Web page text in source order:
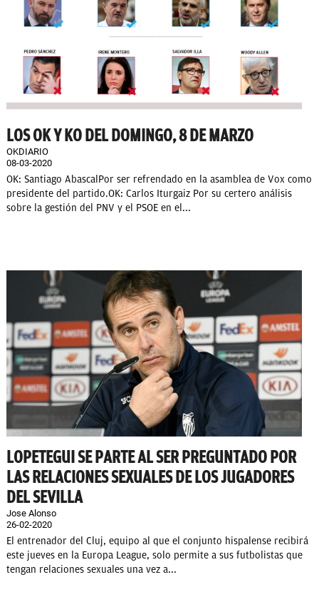
LOS OK Y KO DEL DOMINGO, 8 DE MARZO
OKDIARIO
08-03-2020
OK: Santiago AbascalPor ser refrendado en la asamblea de Vox como
presidente del partido.OK: Carlos Iturgaiz Por su certero análisis
sobre la gestión del PNV y el PSOE en el...
LOPETEGUI SE PARTE AL SER PREGUNTADO POR
LAS RELACIONES SEXUALES DE LOS JUGADORES
DEL SEVILLA
Jose Alonso
26-02-2020
El entrenador del Cluj, equipo al que el conjunto hispalense recibirá
este jueves en la Europa League, solo permite a sus futbolistas que
tengan relaciones sexuales una vez a...